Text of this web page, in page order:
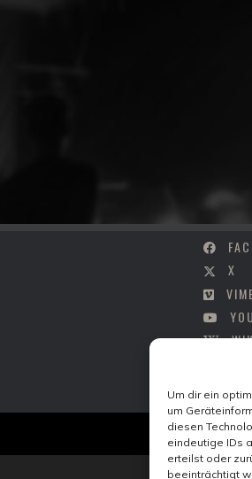
Um dir ein
um
diesen
eindeutige IDs
erteilst oder
beeinträchtigt
X